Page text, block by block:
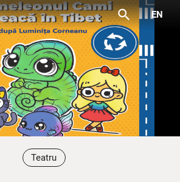
search EN
Teatru